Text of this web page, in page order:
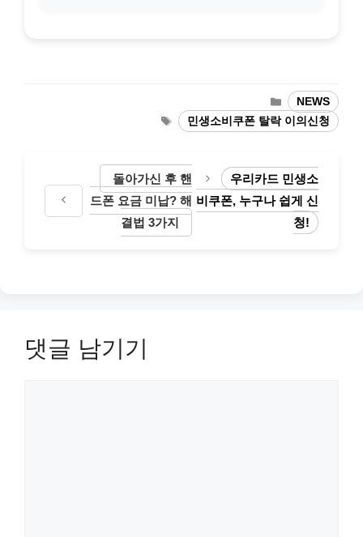
카
테
고
NEWS
태
그
민생소비쿠폰 탈락 이의신청
돌아가신 후 핸
드폰 요금 미납? 해
결법 3가지
우리카드 민생소
비쿠폰, 누구나 쉽게 신
청!
댓글 남기기